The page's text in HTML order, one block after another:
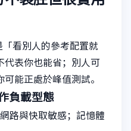
「看別人的參考配置就
代表你也能省；別人可
能正處於峰值測試。
負載型態
路與快取敏感；記憶體